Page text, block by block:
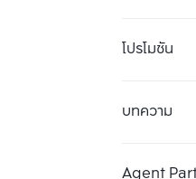
โปรโมชัน
บทความ
Agent